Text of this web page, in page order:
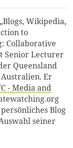
Wikipedia,
to
Collaborative
Senior Lecturer
Queensland
Er
- Media and
Blog
seiner